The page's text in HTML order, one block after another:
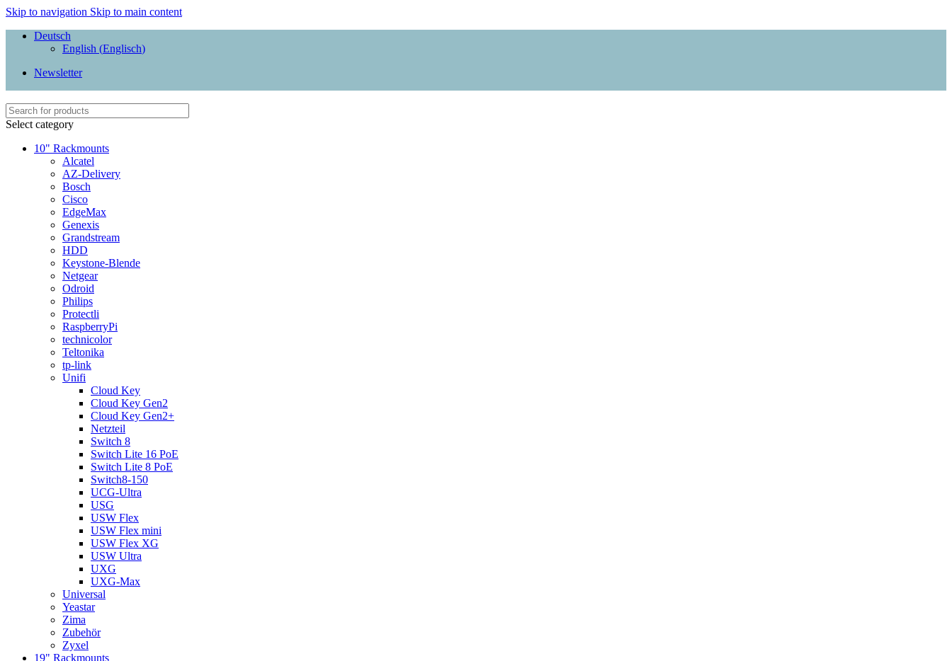
Skip to navigation Skip to main content
Deutsch
English (Englisch)
Newsletter
Select category
10" Rackmounts
Alcatel
AZ-Delivery
Bosch
Cisco
EdgeMax
Genexis
Grandstream
HDD
Keystone-Blende
Netgear
Odroid
Philips
Protectli
RaspberryPi
technicolor
Teltonika
tp-link
Unifi
Cloud Key
Cloud Key Gen2
Cloud Key Gen2+
Netzteil
Switch 8
Switch Lite 16 PoE
Switch Lite 8 PoE
Switch8-150
UCG-Ultra
USG
USW Flex
USW Flex mini
USW Flex XG
USW Ultra
UXG
UXG-Max
Universal
Yeastar
Zima
Zubehör
Zyxel
19" Rackmounts